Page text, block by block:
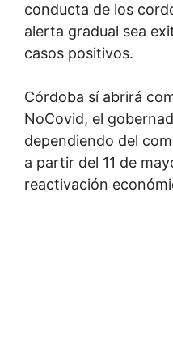
conducta de los
alerta gradual sea
casos positivos.
Córdoba sí abrirá
NoCovid, el
dependiendo del
a partir del 11 de
reactivación